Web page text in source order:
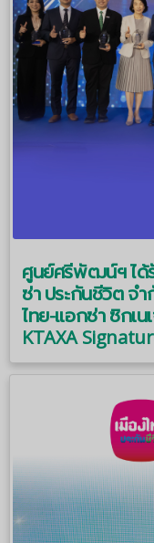
ศูนย์ศรีพัฒน์ฯ ได้
ซ่า ประกันชีวิต จ
ไทย-แอกซ่า ซิกเน
KTAXA